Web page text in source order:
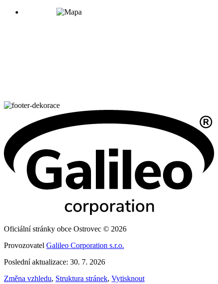
Oficiální stránky obce Ostrovec © 2026
Provozovatel Galileo Corporation s.r.o.
Poslední aktualizace: 30. 7. 2026
Změna vzhledu, Struktura stránek, Vytisknout